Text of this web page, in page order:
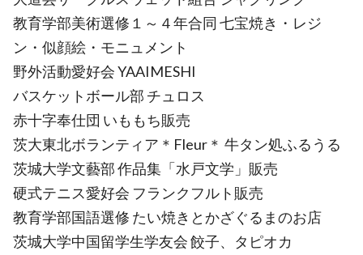
教育学部美術選修１～４年合同 七宝焼き・レジ
ン・似顔絵・モニュメント
野外活動愛好会 YAAIMESHI
バスケットボール部 チュロス
赤十字奉仕団 いももち販売
茨大東北ボランティア＊Fleur＊ 牛タン処ふるうる
茨城大学文藝部 作品集「水戸文学」販売
硬式テニス愛好会 フランクフルト販売
教育学部国語選修 たい焼きとかざぐるまのお店
茨城大学中国留学生学友会 餃子、タピオカ